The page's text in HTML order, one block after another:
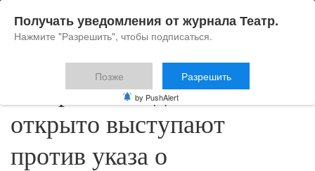
Театральные деятели
открыто выступают
против указа о
Получать уведомления от журнала Театр.
Нажмите "Разрешить", чтобы подписаться.
Позже Разрешить
by PushAlert